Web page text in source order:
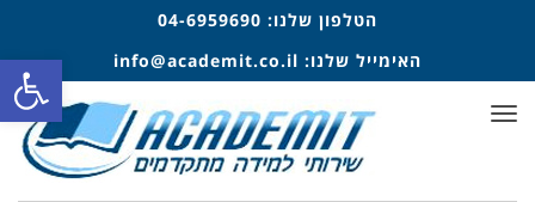
הטלפון שלנו: 04-6959690
האימייל שלנו: info@academit.co.il
תפריט
פתח